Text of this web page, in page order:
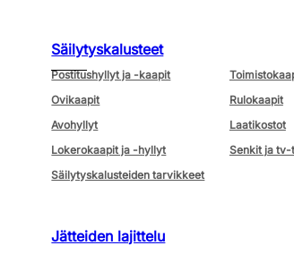
Säilytyskalusteet
Postitushyllyt ja -kaapit
Ovikaapit
Rulokaapit
Avohyllyt
Laatikostot
Lokerokaapit ja -hyllyt
Senkit ja tv-
Säilytyskalusteiden tarvikkeet
Jätteiden lajittelu